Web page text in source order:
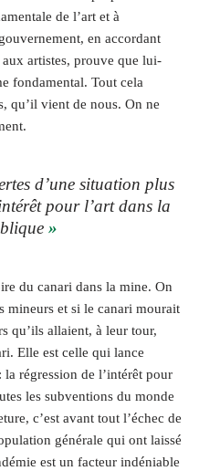
de l’art et à
en accordant
artistes, prouve que lui-
fondamental. Tout cela
qu’il vient de nous. On ne
d’une situation plus
pour l’art dans la
»
du canari dans la mine. On
mineurs et si le canari mourait
qu’ils allaient, à leur tour,
Elle est celle qui lance
régression de l’intérêt pour
les subventions du monde
c’est avant tout l’échec de
générale qui ont laissé
est un facteur indéniable